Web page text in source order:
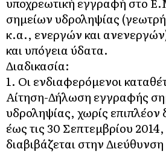
σημείων υδροληψίας
κ.α., ενεργών και
και υπόγεια ύδατα.
Διαδικασία:
1. Οι ενδιαφερόμενοι
Αίτηση-Δήλωση εγγραφής
υδροληψίας, χωρίς επιπλέον
έως τις 30 Σεπτεμβρίου
διαβιβάζεται στην